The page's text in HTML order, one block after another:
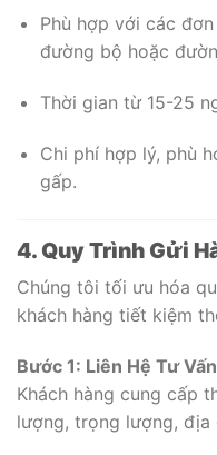
Phù hợp với các
đường bộ hoặc
Thời gian từ 15-25
Chi phí hợp lý, phù
gấp.
4. Quy Trình Gửi
Chúng tôi tối ưu hóa
khách hàng tiết kiệm
Bước 1: Liên Hệ Tư Vấn
Khách hàng cung cấp
lượng, trọng lượng, địa